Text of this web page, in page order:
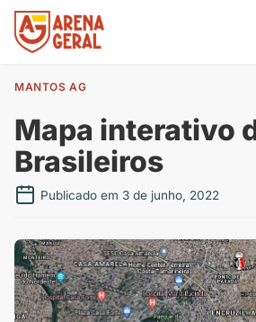
MANTOS AG
Mapa interativo
Brasileiros
Publicado em 3 de junho, 2022